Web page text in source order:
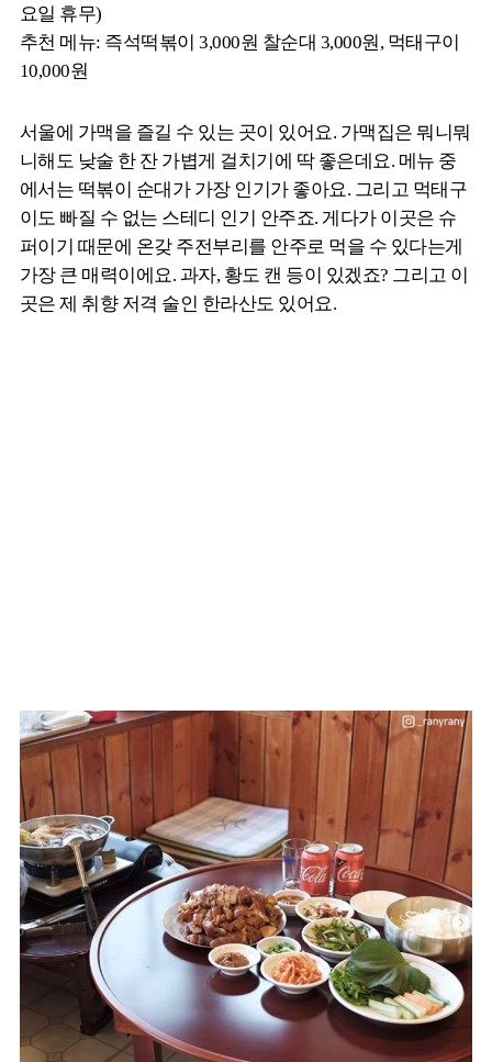
요일 휴무)
추천 메뉴: 즉석떡볶이 3,000원 찰순대 3,000원, 먹태구이
10,000원
서울에 가맥을 즐길 수 있는 곳이 있어요. 가맥집은 뭐니뭐
니해도 낮술 한 잔 가볍게 걸치기에 딱 좋은데요. 메뉴 중
에서는 떡볶이 순대가 가장 인기가 좋아요. 그리고 먹태구
이도 빠질 수 없는 스테디 인기 안주죠. 게다가 이곳은 슈
퍼이기 때문에 온갖 주전부리를 안주로 먹을 수 있다는게
가장 큰 매력이에요. 과자, 황도 캔 등이 있겠죠? 그리고 이
곳은 제 취향 저격 술인 한라산도 있어요.